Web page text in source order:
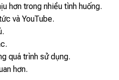
hơn trong nhiều tình huống.
và YouTube.
quá trình sử dụng.
hơn.